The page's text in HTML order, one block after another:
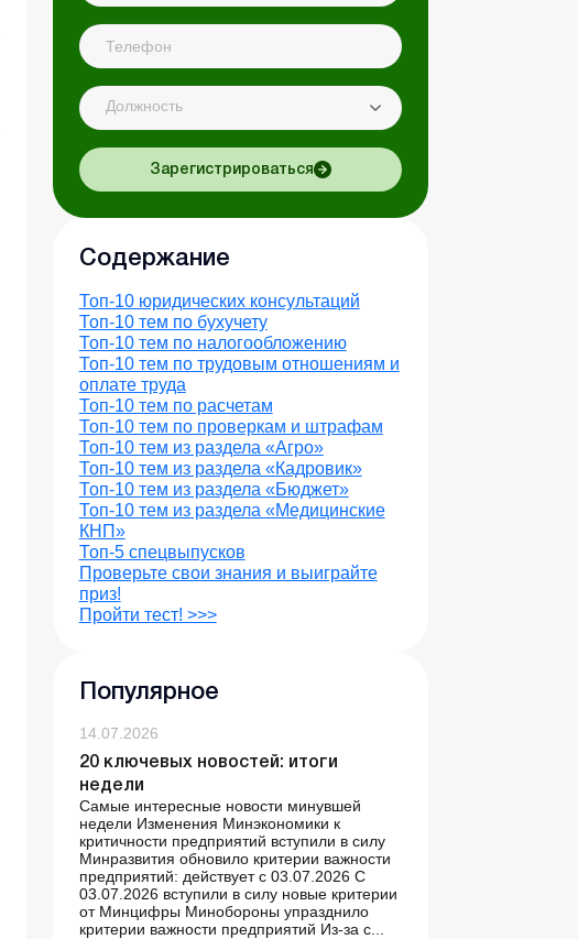
Должность
Зарегистрироваться
Содержание
Топ-10 юридических консультаций
Топ-10 тем по бухучету
Топ-10 тем по налогообложению
Топ-10 тем по трудовым отношениям и
оплате труда
Топ-10 тем по расчетам
Топ-10 тем по проверкам и штрафам
Топ-10 тем из раздела «Агро»
Топ-10 тем из раздела «Кадровик»
Топ-10 тем из раздела «Бюджет»
Топ-10 тем из раздела «Медицинские
КНП»
Топ-5 спецвыпусков
Проверьте свои знания и выиграйте
приз!
Пройти тест! >>>
Популярное
14.07.2026
20 ключевых новостей: итоги
недели
Самые интересные новости минувшей
недели Изменения Минэкономики к
критичности предприятий вступили в силу
Минразвития обновило критерии важности
предприятий: действует с 03.07.2026 С
03.07.2026 вступили в силу новые критерии
от Минцифры Минобороны упразднило
критерии важности предприятий Из-за с...